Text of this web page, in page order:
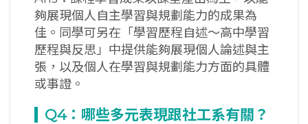
夠展現個人自主學習與規劃能力的成果為
佳。同學可另在「學習歷程自述～高中學習
歷程與反思」中提供能夠展現個人論述與主
張，以及個人在學習與規劃能力方面的具體
或事證。
Q4：哪些多元表現跟社工系有關？